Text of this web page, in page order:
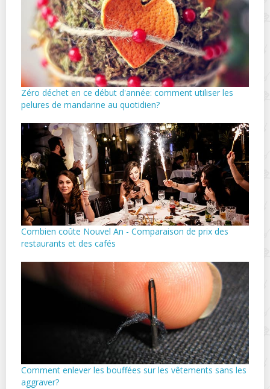
Zéro déchet en ce début d'année: comment utiliser les
pelures de mandarine au quotidien?
Combien coûte Nouvel An - Comparaison de prix des
restaurants et des cafés
Comment enlever les bouffées sur les vêtements sans les
aggraver?